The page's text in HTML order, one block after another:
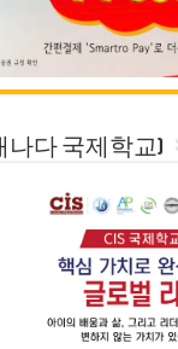
나다 국제학교)